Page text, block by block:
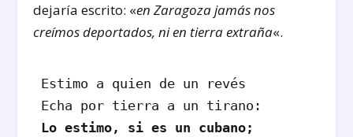
dejaría escrito: «en Zaragoza jamás nos
creímos deportados, ni en tierra extraña«.
Estimo a quien de un revés
Lo estimo, si es un cubano;